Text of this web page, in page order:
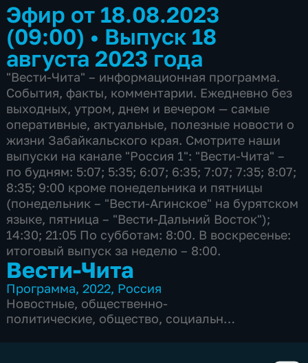
Эфир от 18.08.2023
(09:00) • Выпуск 18
августа 2023 года
"Вести-Чита" – информационная программа.
События, факты, комментарии. Ежедневно без
выходных, утром, днем и вечером — самые
оперативные, актуальные, полезные новости о
жизни Забайкальского края. Смотрите наши
выпуски на канале "Россия 1": "Вести-Чита" –
по будням: 5:07; 5:35; 6:07; 6:35; 7:07; 7:35; 8:07;
8:35; 9:00 кроме понедельника и пятницы
(понедельник – "Вести-Агинское" на бурятском
языке, пятница – "Вести-Дальний Восток");
14:30; 21:05 По субботам: 8:00. В воскресенье:
итоговый выпуск за неделю – 8:00.
Вести-Чита
Программа,2022, Россия
Новостные, общественно-
политические, общество, социально-